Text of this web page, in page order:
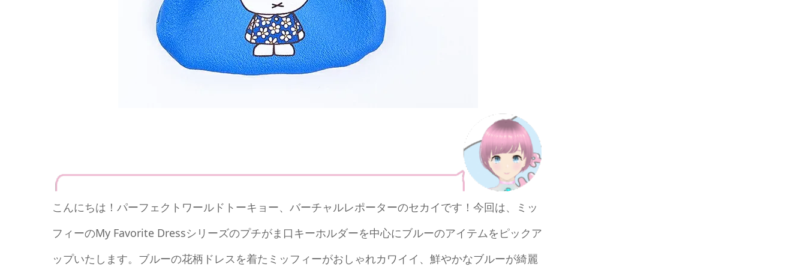
こんにちは！パーフェクトワールドトーキョー、バーチャルレポーターのセカイです！今回は、ミッ
フィーのMy Favorite Dressシリーズのプチがま口キーホルダーを中心にブルーのアイテムをピックア
ップいたします。ブルーの花柄ドレスを着たミッフィーがおしゃれカワイイ、鮮やかなブルーが綺麗